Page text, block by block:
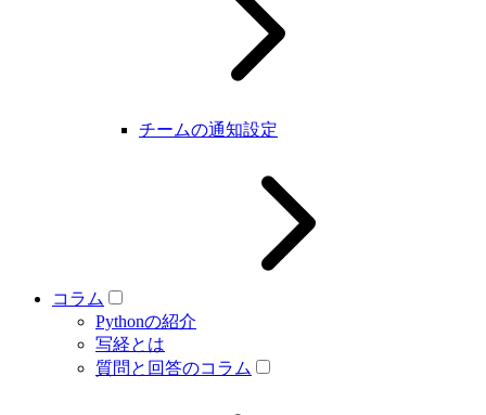
チームの通知設定
コラム
Pythonの紹介
写経とは
質問と回答のコラム